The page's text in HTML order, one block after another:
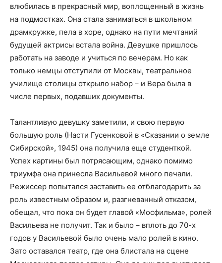
влюбилась в прекрасный мир, воплощенный в жизнь
на подмостках. Она стала заниматься в школьном
драмкружке, пела в хоре, однако на пути мечтаний
будущей актрисы встала война. Девушке пришлось
работать на заводе и учиться по вечерам. Но как
только немцы отступили от Москвы, театральное
училище столицы открыло набор – и Вера была в
числе первых, подавших документы.
Талантливую девушку заметили, и свою первую
большую роль (Насти Гусенковой в «Сказании о земле
Сибирской», 1945) она получила еще студенткой.
Успех картины был потрясающим, однако помимо
триумфа она принесла Васильевой много печали.
Режиссер попытался заставить ее отблагодарить за
роль известным образом и, разгневанный отказом,
обещал, что пока он будет главой «Мосфильма», ролей
Васильева не получит. Так и было – вплоть до 70-х
годов у Васильевой было очень мало ролей в кино.
Зато оставался театр, где она блистала на сцене